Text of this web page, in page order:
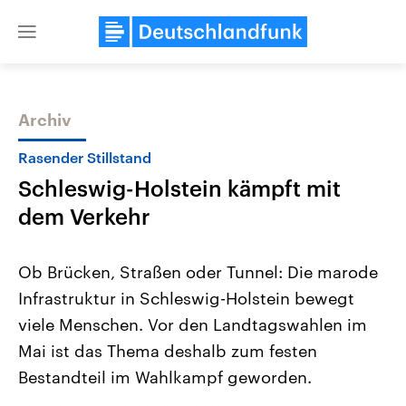
Close
Themen
Landtagswahl Sachsen-Anhalt
2026
Alle Informationen
Sachsen-Anhalt wählt am 6.
September 2026 einen neuen
Landtag. Seit 2021 wird das
USA
Aktuelle Beiträge,
Hintergründe
Wirtschaftlich und
gehören die Vereinigten
den mächtigsten Ländern
Archiv
Rasender Stillstand
Schleswig-Holstein kämpft mit
dem Verkehr
Ob Brücken, Straßen oder Tunnel: Die marode
Infrastruktur in Schleswig-Holstein bewegt
viele Menschen. Vor den Landtagswahlen im
Mai ist das Thema deshalb zum festen
Bestandteil im Wahlkampf geworden.